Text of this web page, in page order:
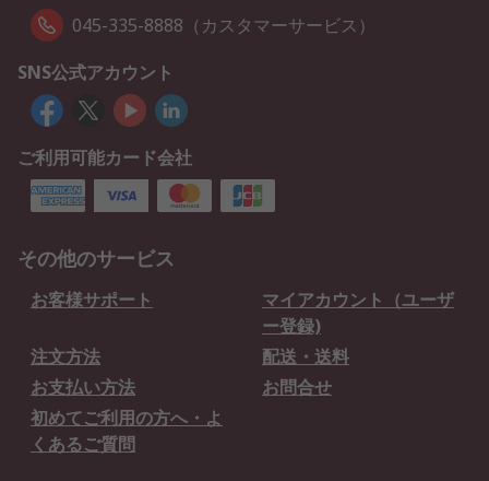
045-335-8888（カスタマーサービス）
SNS公式アカウント
ご利用可能カード会社
その他のサービス
お客様サポート
マイアカウント（ユーザ
ー登録)
注文方法
配送・送料
お支払い方法
お問合せ
初めてご利用の方へ・よ
くあるご質問